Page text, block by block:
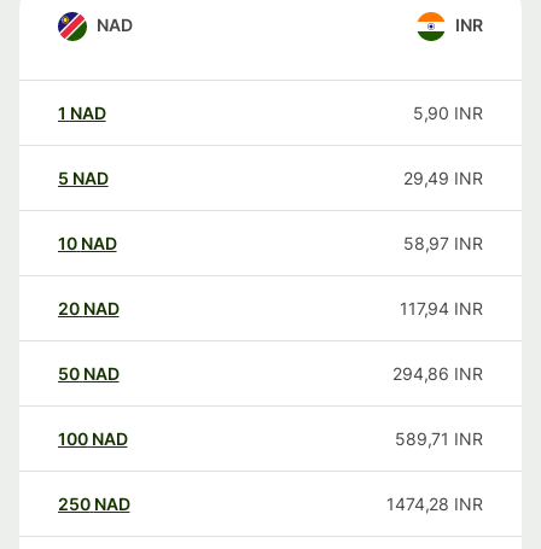
NAD INR
1 NAD 5,90 INR
5 NAD 29,49 INR
10 NAD 58,97 INR
20 NAD 117,94 INR
50 NAD 294,86 INR
100 NAD 589,71 INR
250 NAD 1474,28 INR